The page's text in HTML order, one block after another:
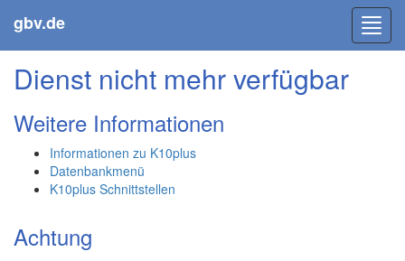
gbv.de
Dienst nicht mehr verfügbar
Weitere Informationen
Informationen zu K10plus
Datenbankmenü
K10plus Schnittstellen
Achtung